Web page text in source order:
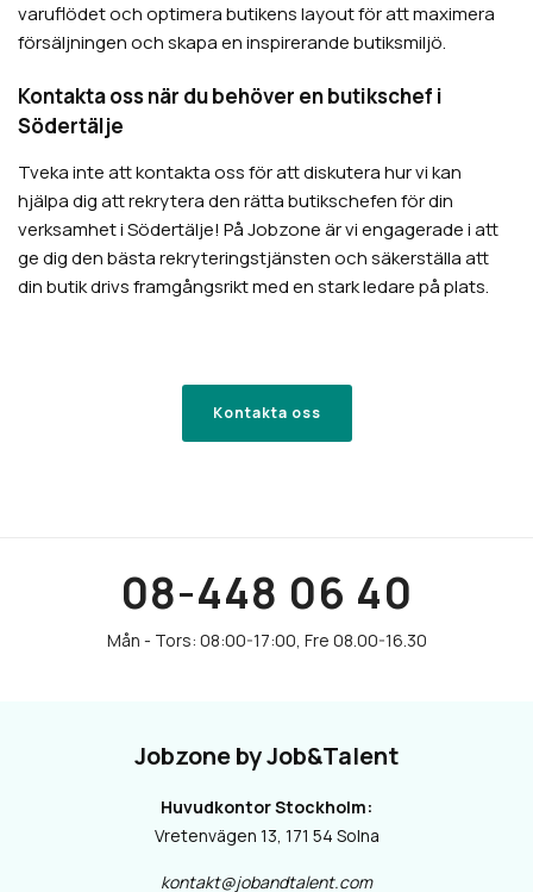
varuflödet och optimera butikens layout för att maximera
försäljningen och skapa en inspirerande butiksmiljö.
Kontakta oss när du behöver en butikschef i
Södertälje
Tveka inte att kontakta oss för att diskutera hur vi kan
hjälpa dig att rekrytera den rätta butikschefen för din
verksamhet i Södertälje! På Jobzone är vi engagerade i att
ge dig den bästa rekryteringstjänsten och säkerställa att
din butik drivs framgångsrikt med en stark ledare på plats.
Kontakta oss
08-448 06 40
Jobzone by Job&Talent
Huvudkontor Stockholm:
Vretenvägen 13, 171 54 Solna
kontakt@jobandtalent.com